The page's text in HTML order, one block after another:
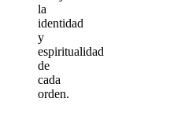
la
identidad
y
espiritualidad
de
cada
orden.